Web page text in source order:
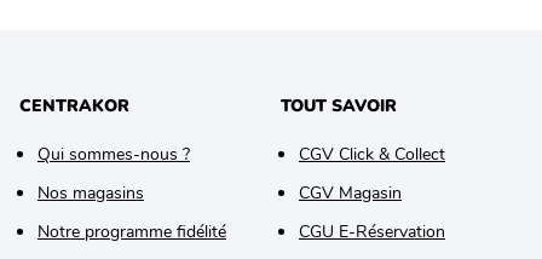
CENTRAKOR
Qui sommes-nous ?
Nos magasins
Notre programme fidélité
TOUT SAVOIR
CGV Click & Collect
CGV Magasin
CGU E-Réservation